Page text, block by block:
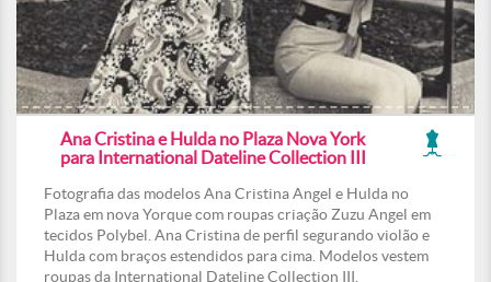
Ana Cristina e Hulda no Plaza Nova York
para International Dateline Collection III
Fotografia das modelos Ana Cristina Angel e Hulda no
Plaza em nova Yorque com roupas criação Zuzu Angel em
tecidos Polybel. Ana Cristina de perfil segurando violão e
Hulda com braços estendidos para cima. Modelos vestem
roupas da International Dateline Collection III.